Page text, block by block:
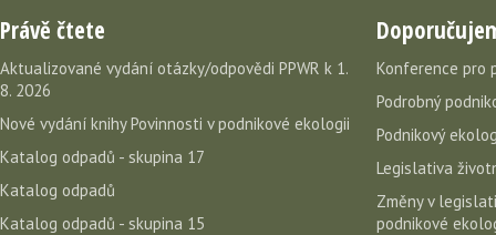
Právě čtete
Aktualizované vydání otázky/odpovědi PPWR k 1.
8. 2026
Nové vydání knihy Povinnosti v podnikové ekologii
Katalog odpadů - skupina 17
Katalog odpadů
Katalog odpadů - skupina 15
Konference pro
Podrobný
Podnikový
Legislativa
Změny v
podnikové